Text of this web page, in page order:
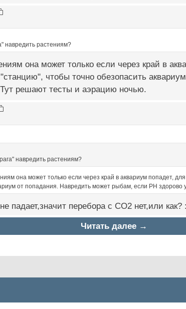
навредить растениям?
она может только если через край в
чтобы точно обезопасить
Тут решают тесты и аэрацию ночью.
навредить растениям?
она может только если через край в аквариум попадет,
от попадания. Навредить может рыбам, если PH
падает,значит перебора с CO2 нет,или как?
Читать далее →